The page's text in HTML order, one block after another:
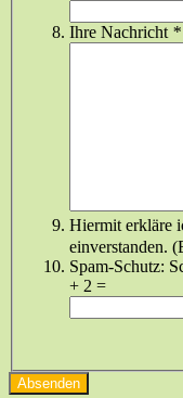
Ihre Nachricht *
Hiermit erkläre
einverstanden.
Spam-Schutz:
+ 2 =